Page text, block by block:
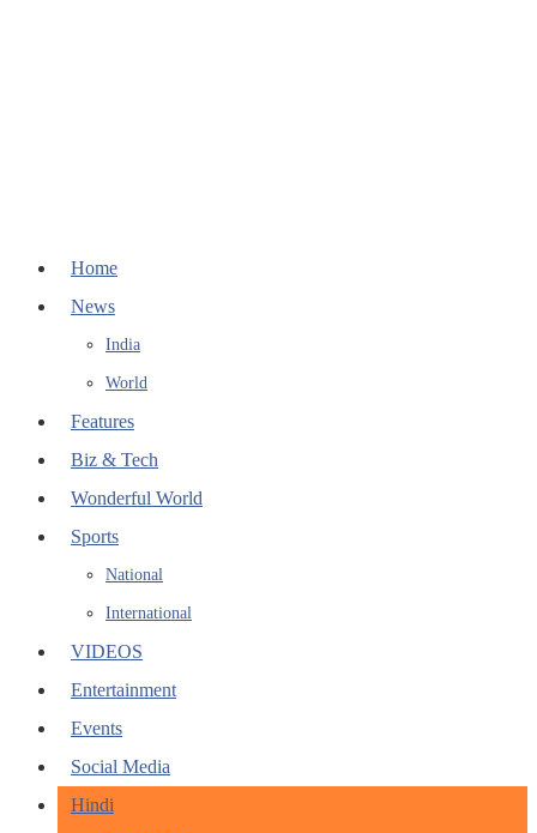
Home
News
India
World
Features
Biz & Tech
Wonderful World
Sports
National
International
VIDEOS
Entertainment
Events
Social Media
Hindi